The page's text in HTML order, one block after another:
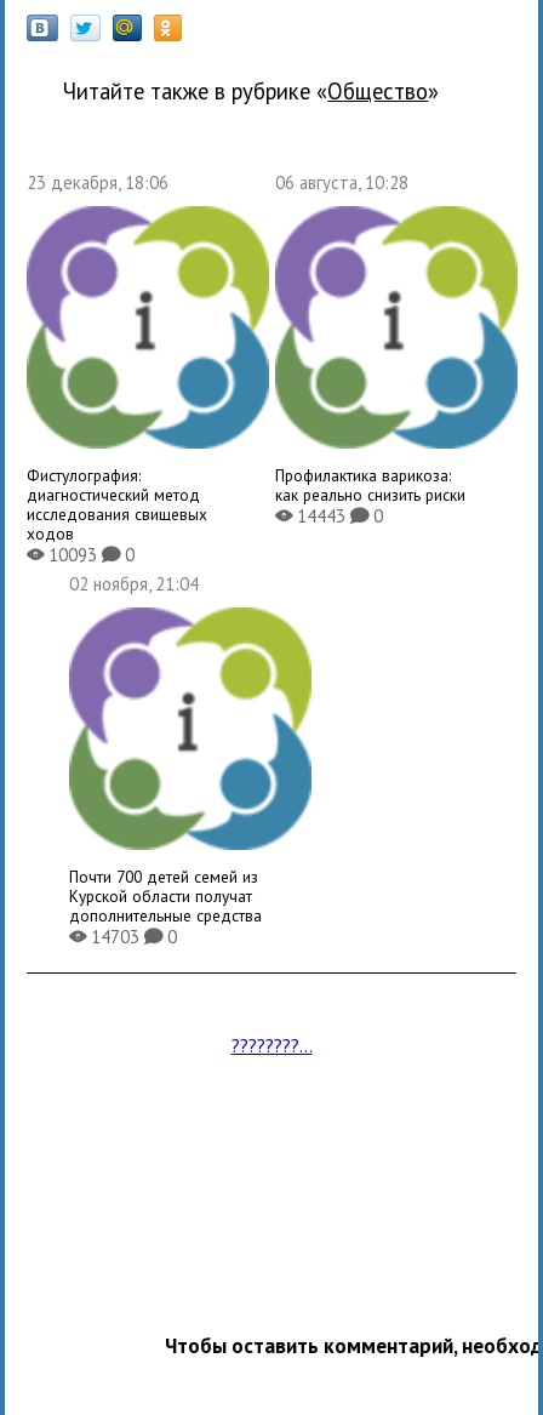
Читайте также в рубрике « общество»
23 декабря, 18:06
Фистулография:
диагностический метод
исследования свищевых
ходов
X10093K0
06 августа, 10:28
Профилактика варикоза:
как реально снизить риски
X14443 K0
02 ноября, 21:04
Почти 700 детей семей из
Курской области получат
дополнительные средства
X14703K0
????????...
Чтобы оставить комментарий,